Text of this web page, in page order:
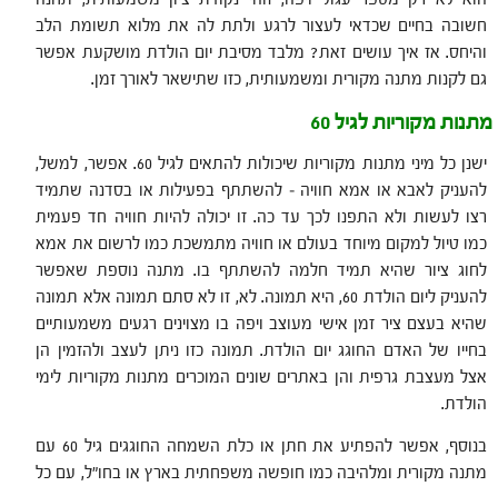
חשובה בחיים שכדאי לעצור לרגע ולתת לה את מלוא תשומת הלב
והיחס. אז איך עושים זאת? מלבד מסיבת יום הולדת מושקעת אפשר
גם לקנות מתנה מקורית ומשמעותית, כזו שתישאר לאורך זמן.
מתנות מקוריות לגיל 60
ישנן כל מיני מתנות מקוריות שיכולות להתאים לגיל 60. אפשר, למשל,
להעניק לאבא או אמא חוויה – להשתתף בפעילות או בסדנה שתמיד
רצו לעשות ולא התפנו לכך עד כה. זו יכולה להיות חוויה חד פעמית
כמו טיול למקום מיוחד בעולם או חוויה מתמשכת כמו לרשום את אמא
לחוג ציור שהיא תמיד חלמה להשתתף בו. מתנה נוספת שאפשר
להעניק ליום הולדת 60, היא תמונה. לא, זו לא סתם תמונה אלא תמונה
שהיא בעצם ציר זמן אישי מעוצב ויפה בו מצוינים רגעים משמעותיים
בחייו של האדם החוגג יום הולדת. תמונה כזו ניתן לעצב ולהזמין הן
אצל מעצבת גרפית והן באתרים שונים המוכרים מתנות מקוריות לימי
הולדת.
בנוסף, אפשר להפתיע את חתן או כלת השמחה החוגגים גיל 60 עם
מתנה מקורית ומלהיבה כמו חופשה משפחתית בארץ או בחו"ל, עם כל